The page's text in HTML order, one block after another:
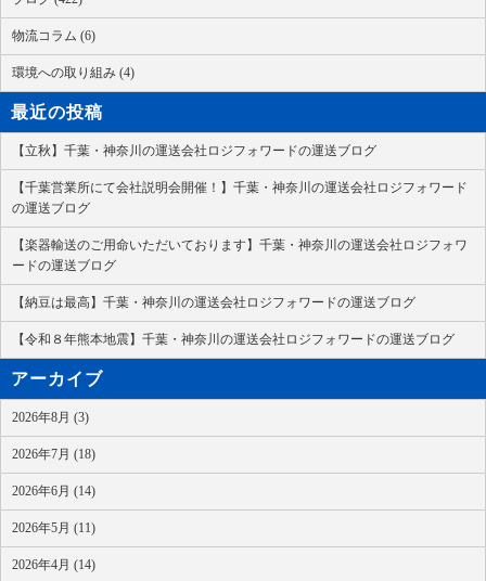
物流コラム (6)
環境への取り組み (4)
最近の投稿
【立秋】千葉・神奈川の運送会社ロジフォワードの運送ブログ
【千葉営業所にて会社説明会開催！】千葉・神奈川の運送会社ロジフォワード
の運送ブログ
【楽器輸送のご用命いただいております】千葉・神奈川の運送会社ロジフォワ
ードの運送ブログ
【納豆は最高】千葉・神奈川の運送会社ロジフォワードの運送ブログ
【令和８年熊本地震】千葉・神奈川の運送会社ロジフォワードの運送ブログ
アーカイブ
2026年8月 (3)
2026年7月 (18)
2026年6月 (14)
2026年5月 (11)
2026年4月 (14)